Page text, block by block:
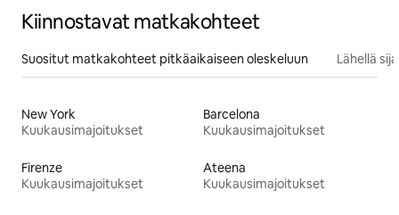
Kiinnostavat matkakohteet
Suositut matkakohteet pitkäaikaiseen oleskeluun Lähellä
New York
Kuukausimajoitukset
Barcelona
Kuukausimajoitukset
Firenze
Kuukausimajoitukset
Ateena
Kuukausimajoitukset